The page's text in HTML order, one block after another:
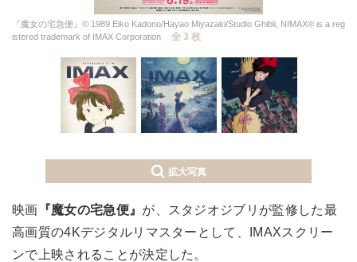
『魔女の宅急便』© 1989 Eiko Kadono/Hayao Miyazaki/Studio Ghibli, NIMAX® is a reg
istered trademark of IMAX Corporation
全 3 枚
拡大写真
映画 『魔女の宅急便』 が、スタジオジブリが監修した最
高画質の4Kデジタルリマスターとして、IMAXスクリー
ンで上映されることが決定した。